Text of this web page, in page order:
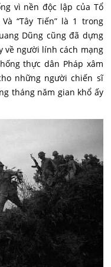
vì nền độc lập của Tổ
“Tây Tiến” là 1 trong
Dũng cũng đã dựng
về người lính cách mạng
thực dân Pháp xâm
những người chiến sĩ
tháng năm gian khổ ấy